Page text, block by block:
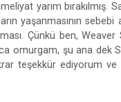
yarım bırakılmış.
yaşanmasının sebebi
Çünkü ben,
omurgam, şu ana dek
teşekkür ediyorum ve